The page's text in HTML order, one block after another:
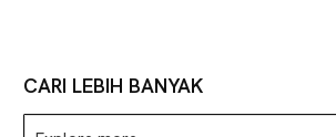
CARI LEBIH BANYAK
Explore